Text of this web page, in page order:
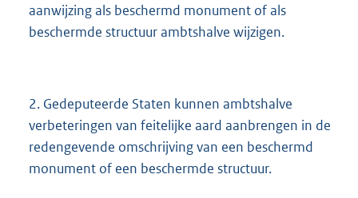
aanwijzing als beschermd monument of als
beschermde structuur ambtshalve wijzigen.
2. Gedeputeerde Staten kunnen ambtshalve
verbeteringen van feitelijke aard aanbrengen in de
redengevende omschrijving van een beschermd
monument of een beschermde structuur.